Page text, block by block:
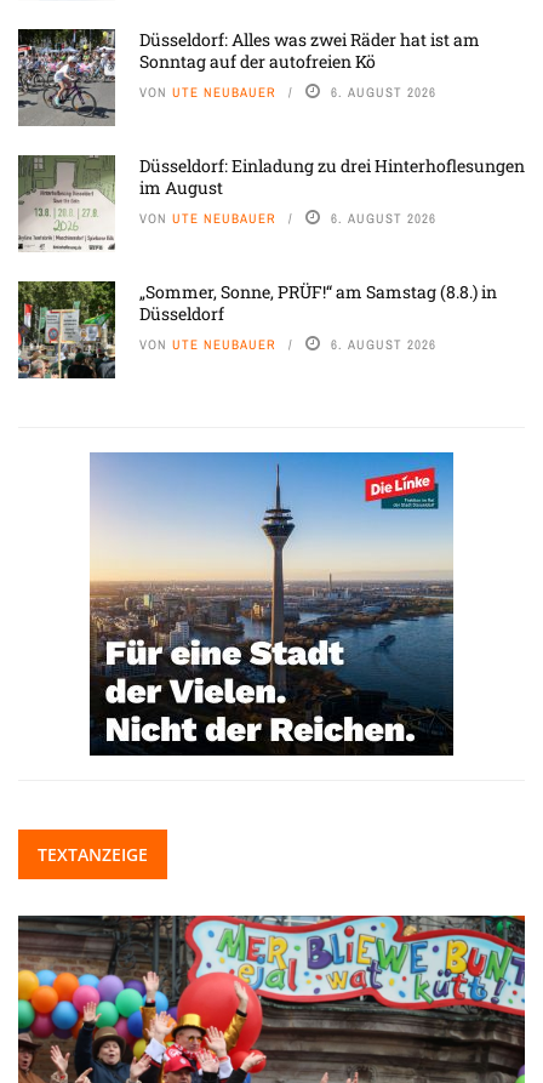
Düsseldorf: Alles was zwei Räder hat ist am
Sonntag auf der autofreien Kö
VON UTE NEUBAUER 6. AUGUST 2026
Düsseldorf: Einladung zu drei Hinterhoflesungen
im August
VON UTE NEUBAUER 6. AUGUST 2026
„Sommer, Sonne, PRÜF!“ am Samstag (8.8.) in
Düsseldorf
VON UTE NEUBAUER 6. AUGUST 2026
TEXTANZEIGE